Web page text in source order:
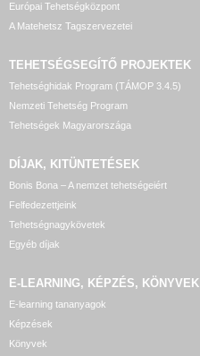
Európai Tehetségközpont
A Matehetsz Tagszervezetei
TEHETSÉGSEGÍTŐ PROJEKTEK
Tehetséghidak Program (TÁMOP 3.4.5)
Nemzeti Tehetség Program
Tehetségek Magyarországa
DÍJAK, KITÜNTETÉSEK
Bonis Bona – A nemzet tehetségeiért
Felfedezettjeink
Tehetségnagykövetek
Egyéb díjak
E-LEARNING, KÉPZÉS, KÖNYVEK
E-learning tananyagok
Képzések
Könyvek